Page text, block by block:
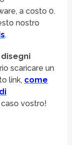
a costo 0.
nostro
.
disegni
scaricare un
link, come
caso vostro!